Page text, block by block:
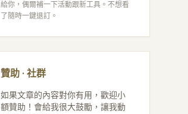
給你，偶爾補一下活動跟新工具。不想看
了隨時一鍵退訂。
贊助 · 社群
如果文章的內容對你有用，歡迎小
額贊助！會給我很大鼓勵，讓我動